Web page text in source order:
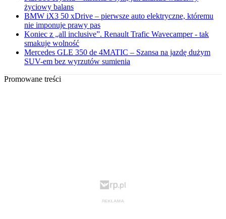
życiowy balans
BMW iX3 50 xDrive – pierwsze auto elektryczne, któremu
nie imponuje prawy pas
Koniec z „all inclusive”. Renault Trafic Wavecamper - tak
smakuje wolność
Mercedes GLE 350 de 4MATIC – Szansa na jazdę dużym
SUV-em bez wyrzutów sumienia
Promowane treści